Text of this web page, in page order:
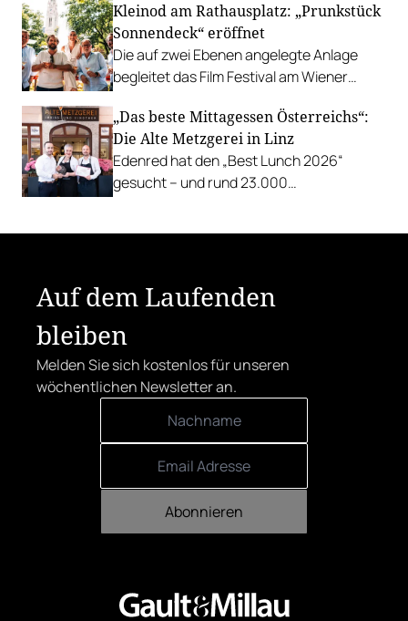
Richard Rauch kocht in der Riederalm
u.v.m.
Kleinod am Rathausplatz: „Prunkstück
Sonnendeck“ eröffnet
Die auf zwei Ebenen angelegte Anlage
begleitet das Film Festival am Wiener
mit Cocktails, Snacks und
Veranstaltungsprogramm.
„Das beste Mittagessen Österreichs“:
Die Alte Metzgerei in Linz
Edenred hat den „Best Lunch 2026“
gesucht – und rund 23.000
Auf dem Laufenden
bleiben
Melden Sie sich kostenlos für unseren
wöchentlichen Newsletter an.
Abonnieren